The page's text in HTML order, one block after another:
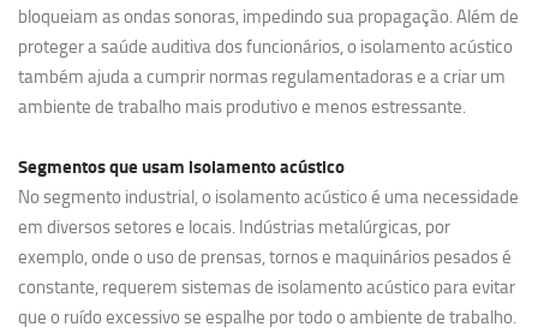
bloqueiam as ondas sonoras, impedindo sua propagação. Além de
proteger a saúde auditiva dos funcionários, o isolamento acústico
também ajuda a cumprir normas regulamentadoras e a criar um
ambiente de trabalho mais produtivo e menos estressante.
Segmentos que usam isolamento acústico
No segmento industrial, o isolamento acústico é uma necessidade
em diversos setores e locais. Indústrias metalúrgicas, por
exemplo, onde o uso de prensas, tornos e maquinários pesados é
constante, requerem sistemas de isolamento acústico para evitar
que o ruído excessivo se espalhe por todo o ambiente de trabalho.